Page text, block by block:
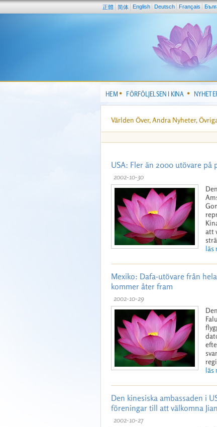
正體 简体 English Deutsch Français
HEM FÖRFÖLJELSEN I KINA
Världen Över, Andra Nyheter,
USA: Fler än 2000 utövare på
2002-10-30
att
läs
Mexiko: Dafa-utövare från
kommer åter fram
2002-10-29
läs
Den kinesiska ambassaden i
föreningar till att välkomna
2002-10-27